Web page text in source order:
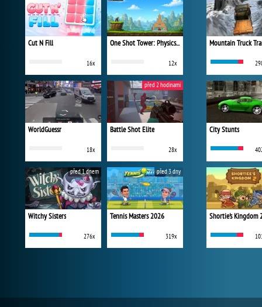
Cut N Fill
16x
One Shot Tower: Physics Destroyer
12x
WorldGuessr
18x
Battle Shot Elite
28x
před 2 hodinami
Witchy Sisters
276x
před 1 dnem
Tennis Masters 2026
319x
před 3 dny
Mountain Truck
City Stunts
Shortie's Kingdom